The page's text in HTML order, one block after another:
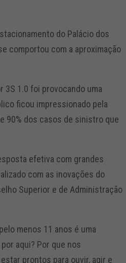
do Palácio dos
comportou com a aproximação
3S 1.0 foi provocando uma
ficou impressionado pela
90% dos casos de sinistro que
efetiva com grandes
com as inovações do
Superior e de Administração
menos 11 anos é uma
aqui? Por que nos
prontos para ouvir, agir e